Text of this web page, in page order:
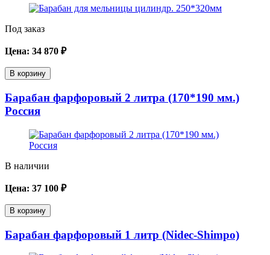
Под заказ
Цена: 34 870 ₽
В корзину
Барабан фарфоровый 2 литра (170*190 мм.)
Россия
В наличии
Цена: 37 100 ₽
В корзину
Барабан фарфоровый 1 литр (Nidec-Shimpo)